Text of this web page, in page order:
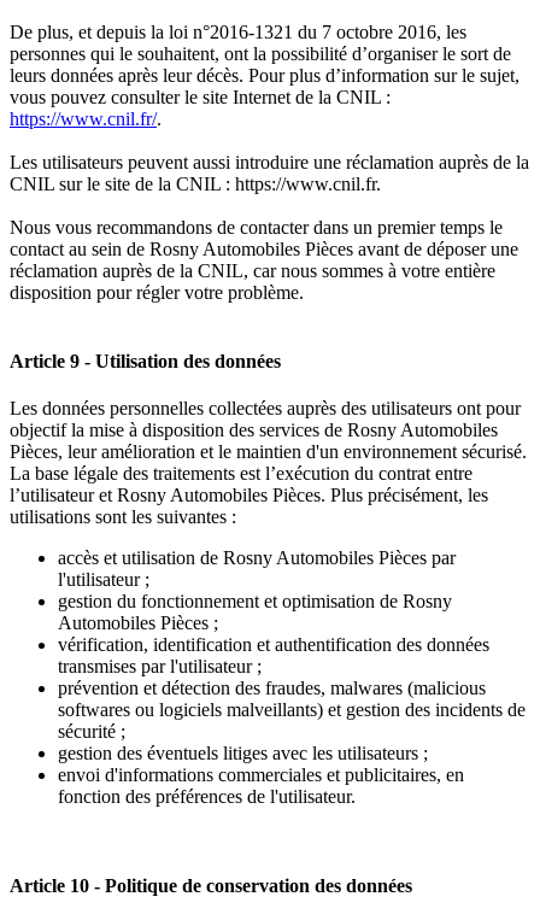
De plus, et depuis la loi n°2016-1321 du 7 octobre 2016, les
personnes qui le souhaitent, ont la possibilité d’organiser le sort de
leurs données après leur décès. Pour plus d’information sur le sujet,
vous pouvez consulter le site Internet de la CNIL :
https://www.cnil.fr/.
Les utilisateurs peuvent aussi introduire une réclamation auprès de la
CNIL sur le site de la CNIL : https://www.cnil.fr.
Nous vous recommandons de contacter dans un premier temps le
contact au sein de Rosny Automobiles Pièces avant de déposer une
réclamation auprès de la CNIL, car nous sommes à votre entière
disposition pour régler votre problème.
Article 9 - Utilisation des données
Les données personnelles collectées auprès des utilisateurs ont pour
objectif la mise à disposition des services de Rosny Automobiles
Pièces, leur amélioration et le maintien d'un environnement sécurisé.
La base légale des traitements est l’exécution du contrat entre
l’utilisateur et Rosny Automobiles Pièces. Plus précisément, les
utilisations sont les suivantes :
accès et utilisation de Rosny Automobiles Pièces par
l'utilisateur ;
gestion du fonctionnement et optimisation de Rosny
Automobiles Pièces ;
vérification, identification et authentification des données
transmises par l'utilisateur ;
prévention et détection des fraudes, malwares (malicious
softwares ou logiciels malveillants) et gestion des incidents de
sécurité ;
gestion des éventuels litiges avec les utilisateurs ;
envoi d'informations commerciales et publicitaires, en
fonction des préférences de l'utilisateur.
Article 10 - Politique de conservation des données